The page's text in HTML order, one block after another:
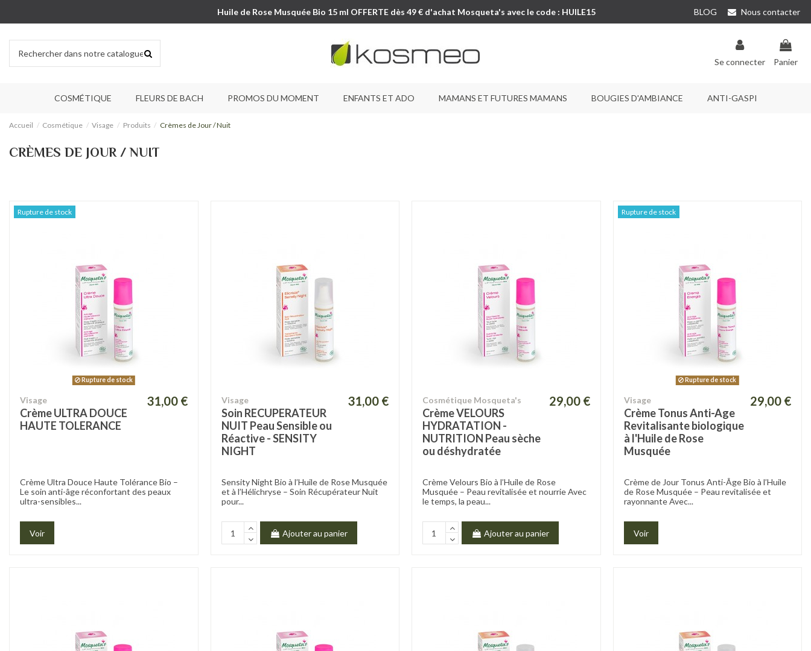
Huile de Rose Musquée Bio 15 ml OFFERTE dès 49 € d'achat Mosqueta's avec le code : HUILE15 BLOG Nous contacter
Se connecter Panier
COSMÉTIQUE FLEURS DE BACH PROMOS DU MOMENT ENFANTS ET ADO MAMANS ET FUTURES MAMANS BOUGIES D'AMBIANCE ANTI-GASPI
Accueil Cosmétique Visage Produits Crèmes de Jour / Nuit
CRÈMES DE JOUR / NUIT
Rupture de stock
Rupture de stock
Visage
Crème ULTRA DOUCE
HAUTE TOLERANCE
31,00 €
Crème Ultra Douce Haute Tolérance Bio –
Le soin anti-âge réconfortant des peaux
ultra-sensibles...
Voir
Visage
Soin RECUPERATEUR
NUIT Peau Sensible ou
Réactive - SENSITY
NIGHT
31,00 €
Sensity Night Bio à l’Huile de Rose Musquée
et à l’Hélichryse – Soin Récupérateur Nuit
pour...
Ajouter au panier
Cosmétique Mosqueta's
Crème VELOURS
HYDRATATION -
NUTRITION Peau sèche
ou déshydratée
29,00 €
Crème Velours Bio à l’Huile de Rose
Musquée – Peau revitalisée et nourrie Avec
le temps, la peau...
Ajouter au panier
Rupture de stock
Rupture de stock
Visage
Crème Tonus Anti-Age
Revitalisante biologique
à l'Huile de Rose
Musquée
29,00 €
Crème de Jour Tonus Anti-Âge Bio à l’Huile
de Rose Musquée – Peau revitalisée et
rayonnante Avec...
Voir